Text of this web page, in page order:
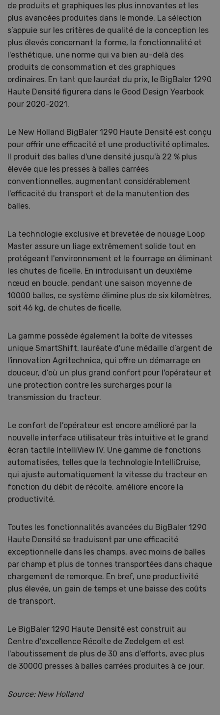
de produits et graphiques les plus innovantes et les
plus avancées produites dans le monde. La sélection
s’appuie sur les critères de qualité de la conception les
plus élevés concernant la forme, la fonctionnalité et
l'esthétique, une norme qui va bien au-delà des
produits de consommation et des graphiques
ordinaires. En tant que lauréat du prix, le BigBaler 1290
Haute Densité figurera dans le Good Design Yearbook
pour 2020-2021.
Le New Holland BigBaler 1290 Haute Densité est conçu
pour offrir une efficacité et une productivité optimales.
Il produit des balles d'une densité jusqu'à 22 % plus
élevée que les presses à balles carrées
conventionnelles, augmentant considérablement
l'efficacité du transport et de la manutention des
balles.
La technologie exclusive et brevetée de nouage Loop
Master assure un liage extrêmement solide tout en
protégeant l'environnement et le fourrage en éliminant
les chutes de ficelle. En introduisant un deuxième
nœud en boucle, pendant une saison moyenne de
10000 balles, ce système élimine plus de six kilomètres,
soit 46 kg, de chutes de ficelle.
La gamme possède également la boîte de vitesses
unique SmartShift, lauréate d'une médaille d’argent de
l'innovation Agritechnica, qui offre un démarrage en
douceur, d’où un plus grand confort pour l'opérateur et
une protection contre les surcharges pour la
transmission du tracteur.
Le confort de l’opérateur est encore amélioré par la
nouvelle interface utilisateur très intuitive et le grand
écran tactile IntelliView IV. Une gamme de fonctions
automatisées, telles que la technologie IntelliCruise,
qui ajuste automatiquement la vitesse du tracteur en
fonction du débit de récolte, améliore encore la
productivité.
Toutes les fonctionnalités avancées du BigBaler 1290
Haute Densité se traduisent par une efficacité
exceptionnelle dans les champs, avec moins de balles
par champ et plus de tonnes transportées dans chaque
chargement de remorque. En bref, une productivité
plus élevée, un gain de temps et une baisse des coûts
de transport.
Le BigBaler 1290 Haute Densité est construit au
Centre d’excellence Récolte de Zedelgem et est
l'aboutissement de plus de 30 ans d’efforts, avec plus
de 30000 presses à balles carrées produites à ce jour.
Source: New Holland